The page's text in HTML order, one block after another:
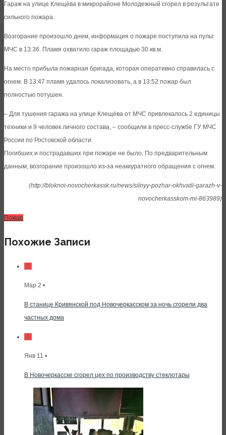
Гараж на улице Клещёва в микрорайоне Молодежный сгорел в результате
сильного пожара.
Возгорание произошло днем, информация о пожаре поступила на пульт
МЧС в 13:36. Пламя охватило гараж площадью 30 кв.м.
На место прибыла пожарная бригада, которая оперативно справилась с
огнем. В 13:47 пламя удалось локализовать, а в 13:52 пожар был
полностью потушен.
– Для тушения гаража на улице Клещёва от МЧС привлекалось 2 единицы
техники и 9 человек личного состава, – сообщили в пресс-службе ГУ МЧС
России по Ростовской области.
Погибших и пострадавших при пожаре не было. По предварительным
данным, возгорание произошло из-за неаккуратного обращения с огнем.
(http://bloknot-novocherkassk.ru/news/silnyy-pozhar-okhvatil-garazh-v-
novocherkasskom-mi-863989)
Пожар
Похожие Записи
Мар 2 •
В станице Кривянской под Новочеркасском за ночь сгорели два
частных дома
Янв 11 •
В Новочеркасске сгорел цех по производству стеклотары